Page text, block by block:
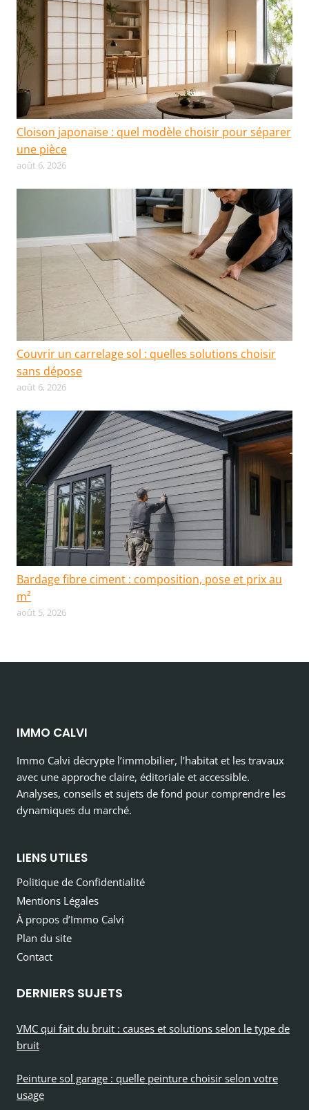
Cloison japonaise : quel modèle choisir pour séparer
une pièce
août 6, 2026
Couvrir un carrelage sol : quelles solutions choisir
sans dépose
août 6, 2026
Bardage fibre ciment : composition, pose et prix au
m²
août 5, 2026
IMMO CALVI
Immo Calvi décrypte l’immobilier, l’habitat et les travaux
avec une approche claire, éditoriale et accessible.
Analyses, conseils et sujets de fond pour comprendre les
dynamiques du marché.
LIENS UTILES
Politique de Confidentialité
Mentions Légales
À propos d’Immo Calvi
Plan du site
Contact
DERNIERS SUJETS
VMC qui fait du bruit : causes et solutions selon le type de
bruit
Peinture sol garage : quelle peinture choisir selon votre
usage